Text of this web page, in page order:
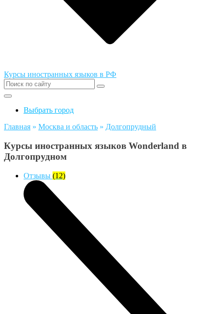
Курсы иностранных языков в РФ
Выбрать город
Главная » Москва и область » Долгопрудный
Курсы иностранных языков Wonderland в
Долгопрудном
Отзывы (12)